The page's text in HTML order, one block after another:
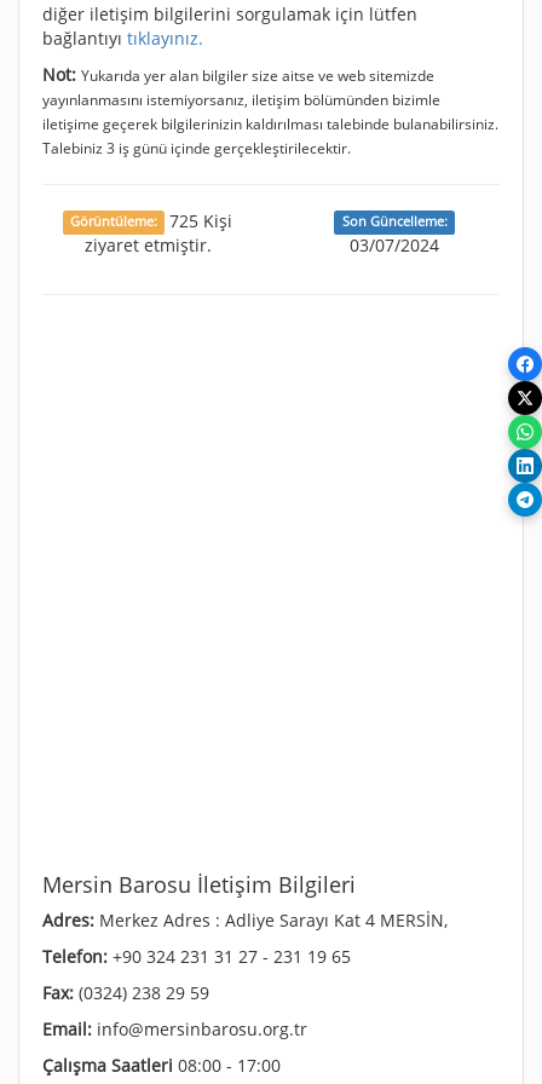
diğer iletişim bilgilerini sorgulamak için lütfen
bağlantıyı tıklayınız.
Not: Yukarıda yer alan bilgiler size aitse ve web sitemizde
yayınlanmasını istemiyorsanız, iletişim bölümünden bizimle
iletişime geçerek bilgilerinizin kaldırılması talebinde bulanabilirsiniz.
Talebiniz 3 iş günü içinde gerçekleştirilecektir.
Görüntüleme:
725 Kişi
ziyaret etmiştir.
Son Güncelleme:
03/07/2024
Mersin Barosu İletişim Bilgileri
Adres: Merkez Adres : Adliye Sarayı Kat 4 MERSİN,
Telefon: +90 324 231 31 27 - 231 19 65
Fax: (0324) 238 29 59
Email: info@mersinbarosu.org.tr
Çalışma Saatleri 08:00 - 17:00